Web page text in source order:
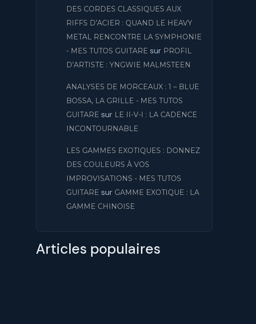
DES CORDES CLASSIQUES AUX
RIFFS D’ACIER : QUAND LE HEAVY
METAL RENCONTRE LA SYMPHONIE
- MES TUTOS GUITARE sur PROFIL
D’ARTISTE : YNGWIE MALMSTEEN
ANALYSES DE MORCEAUX : 1 – BLUE
BOSSA, LA GRILLE - MES TUTOS
GUITARE sur LE II-V-I : LA CADENCE
INCONTOURNABLE
LES GAMMES EXOTIQUES : DONNEZ
DES COULEURS À VOS
IMPROVISATIONS - MES TUTOS
GUITARE sur GAMME EXOTIQUE : LA
GAMME CHINOISE
Articles populaires